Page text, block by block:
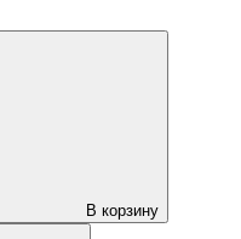
В корзину